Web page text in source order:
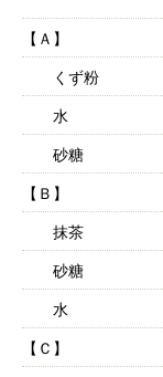
【Ａ】
くず粉
水
砂糖
【Ｂ】
抹茶
砂糖
水
【Ｃ】